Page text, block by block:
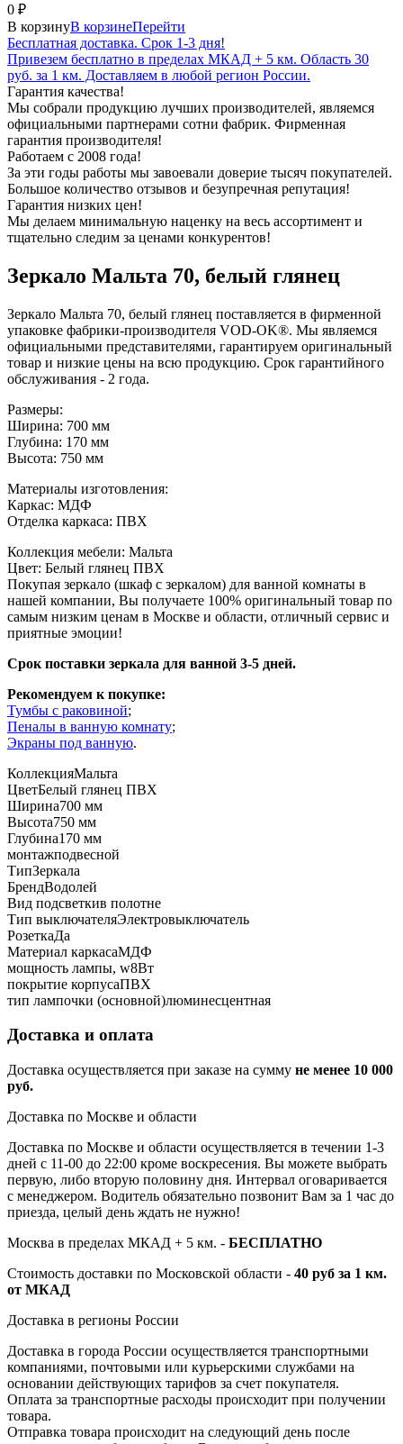
0 ₽
В корзинуВ корзинеПерейти
Бесплатная доставка. Срок 1-3 дня!
Привезем бесплатно в пределах МКАД + 5 км. Область 30
руб. за 1 км. Доставляем в любой регион России.
Гарантия качества!
Мы собрали продукцию лучших производителей, являемся
официальными партнерами сотни фабрик. Фирменная
гарантия производителя!
Работаем с 2008 года!
За эти годы работы мы завоевали доверие тысяч покупателей.
Большое количество отзывов и безупречная репутация!
Гарантия низких цен!
Мы делаем минимальную наценку на весь ассортимент и
тщательно следим за ценами конкурентов!
Зеркало Мальта 70, белый глянец
Зеркало Мальта 70, белый глянец поставляется в фирменной
упаковке фабрики-производителя VOD-OK®. Мы являемся
официальными представителями, гарантируем оригинальный
товар и низкие цены на всю продукцию. Срок гарантийного
обслуживания - 2 года.
Размеры:
Ширина: 700 мм
Глубина: 170 мм
Высота: 750 мм
Материалы изготовления:
Каркас: МДФ
Отделка каркаса: ПВХ
Коллекция мебели: Мальта
Цвет: Белый глянец ПВХ
Покупая зеркало (шкаф с зеркалом) для ванной комнаты в
нашей компании, Вы получаете 100% оригинальный товар по
самым низким ценам в Москве и области, отличный сервис и
приятные эмоции!
Срок поставки зеркала для ванной 3-5 дней.
Рекомендуем к покупке:
Тумбы с раковиной;
Пеналы в ванную комнату;
Экраны под ванную.
КоллекцияМальта
ЦветБелый глянец ПВХ
Ширина700 мм
Высота750 мм
Глубина170 мм
монтажподвесной
ТипЗеркала
БрендВодолей
Вид подсветкив полотне
Тип выключателяЭлектровыключатель
РозеткаДа
Материал каркасаМДФ
мощность лампы, w8Вт
покрытие корпусаПВХ
тип лампочки (основной)люминесцентная
Доставка и оплата
Доставка осуществляется при заказе на сумму не менее 10 000
руб.
Доставка по Москве и области
Доставка по Москве и области осуществляется в течении 1-3
дней с 11-00 до 22:00 кроме воскресения. Вы можете выбрать
первую, либо вторую половину дня. Интервал оговаривается
с менеджером. Водитель обязательно позвонит Вам за 1 час до
приезда, целый день ждать не нужно!
Москва в пределах МКАД + 5 км. - БЕСПЛАТНО
Стоимость доставки по Московской области - 40 руб за 1 км.
от МКАД
Доставка в регионы России
Доставка в города России осуществляется транспортными
компаниями, почтовыми или курьерскими службами на
основании действующих тарифов за счет покупателя.
Оплата за транспортные расходы происходит при получении
товара.
Отправка товара происходит на следующий день после